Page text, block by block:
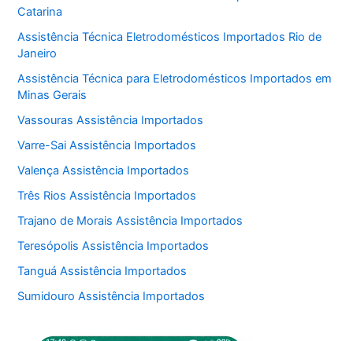
Catarina
Assistência Técnica Eletrodomésticos Importados Rio de
Janeiro
Assistência Técnica para Eletrodomésticos Importados em
Minas Gerais
Vassouras Assistência Importados
Varre-Sai Assistência Importados
Valença Assistência Importados
Três Rios Assistência Importados
Trajano de Morais Assistência Importados
Teresópolis Assistência Importados
Tanguá Assistência Importados
Sumidouro Assistência Importados